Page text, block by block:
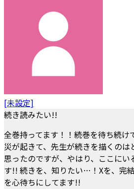
[未設定]
続き読みたい!!
全巻持ってます！！続巻を待ち続け
災が起きて、先生が続きを描くの
思ったのですが、やはり、ここにい
す!! 続きを、知りたい…！Xを、完
を心待ちにしてます!!